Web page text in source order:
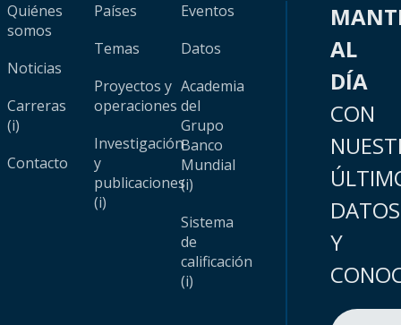
Quiénes
somos
Noticias
Carreras
(i)
Contacto
Países
Temas
Proyectos y
operaciones
Investigación
y
publicaciones
(i)
Eventos
Datos
Academia
del
Grupo
Banco
Mundial
(i)
Sistema
de
calificación
(i)
AL
DÍA
CON
DATOS
Y